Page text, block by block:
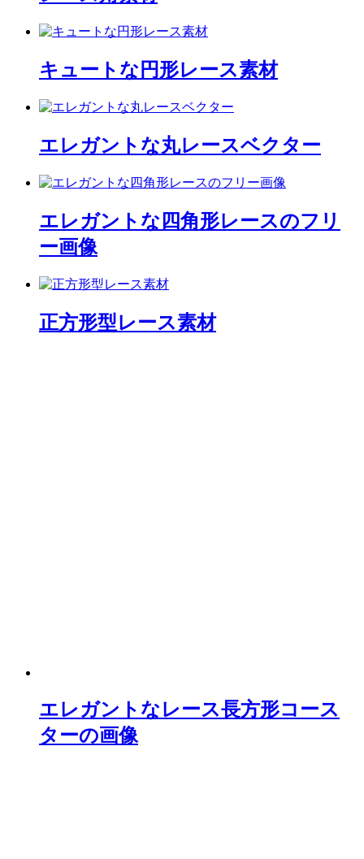
キュートな円形レース素材
エレガントな丸レースベクター
エレガントな四角形レースのフリ
ー画像
正方形型レース素材
エレガントなレース長方形コース
ターの画像